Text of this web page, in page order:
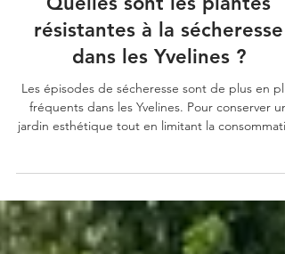
il y a 1 jour
Quelles sont les plantes
dans les Yvelines ?
Les épisodes de sécheresse sont de plus en
adaptés au climat local. Voici une sélection de
plantes particulièrement résistantes aux fortes
chaleurs. 1. La lavande Très résistante au soleil,